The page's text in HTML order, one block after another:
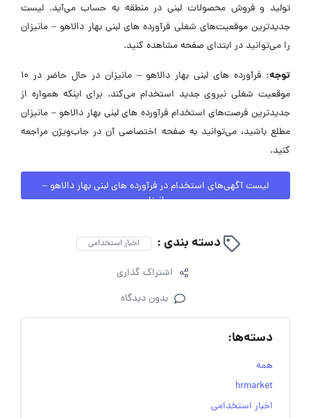
تولید و فروش محصولات لبنی در منطقه به حساب می‌آید. لیست
جدیدترین موقعیت‌های شغلی فرآورده های لبنی بهار دالاهو – مانیزان
را می‌توانید در ابتدای صفحه مشاهده کنید.
توجه:
فرآورده های لبنی بهار دالاهو – مانیزان در حال حاضر در ۱۰
موقعیت شغلی نیروی جدید استخدام می‌کند. برای اینکه همواره از
جدیدترین فرصت‌های استخدام فرآورده های لبنی بهار دالاهو – مانیزان
مطلع باشید، می‌توانید به صفحه اختصاصی آن در جاب‌ویژن مراجعه
کنید.
لیست آگهی‌های استخدام در فرآورده های لبنی بهار دالاهو –
مانیزان
دسته بندی : اخبار استخدامی
اشتراک گذاری
بدون دیدگاه
دسته‌ها:
همه
hrmarket
اخبار استخدامی